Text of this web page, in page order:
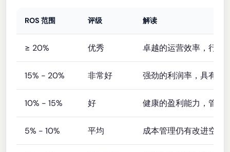
ROS 范围 评级 解读
≥ 20% 优秀 卓越的运营效率，行业
15% - 20% 非常好 强劲的利润率，具有竞
10% - 15% 好 健康的盈利能力，管理
5% - 10% 平均 成本管理仍有改进空间